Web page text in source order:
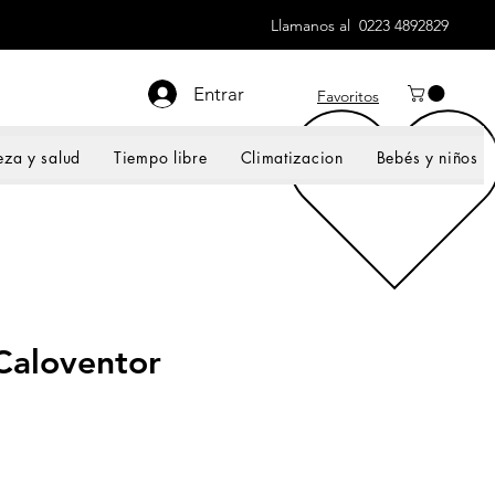
Llamanos al 0223 4892829
Entrar Favoritos
y salud Tiempo libre Climatizacion Bebés y niños